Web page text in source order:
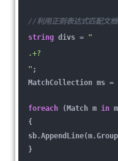
//利用正则表达式匹配文
string divs = "
.+?
" ;
MatchCollection ms
foreach (Match m in
{
}